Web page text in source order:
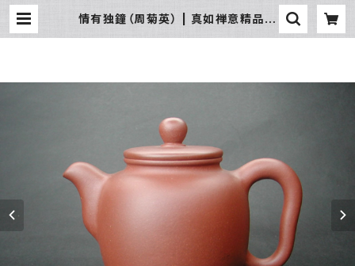
情有独鐘（周菊英） | 真如禅意精品流